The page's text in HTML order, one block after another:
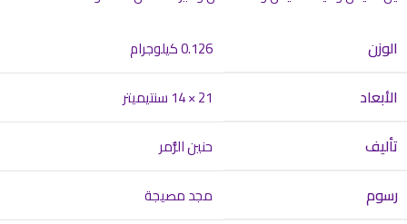
الوزن 0.126 كيلوجرام
الأبعاد 21 × 14 سنتيميتر
تأليف حنين الزُّمر
رسوم مجد مصيجة